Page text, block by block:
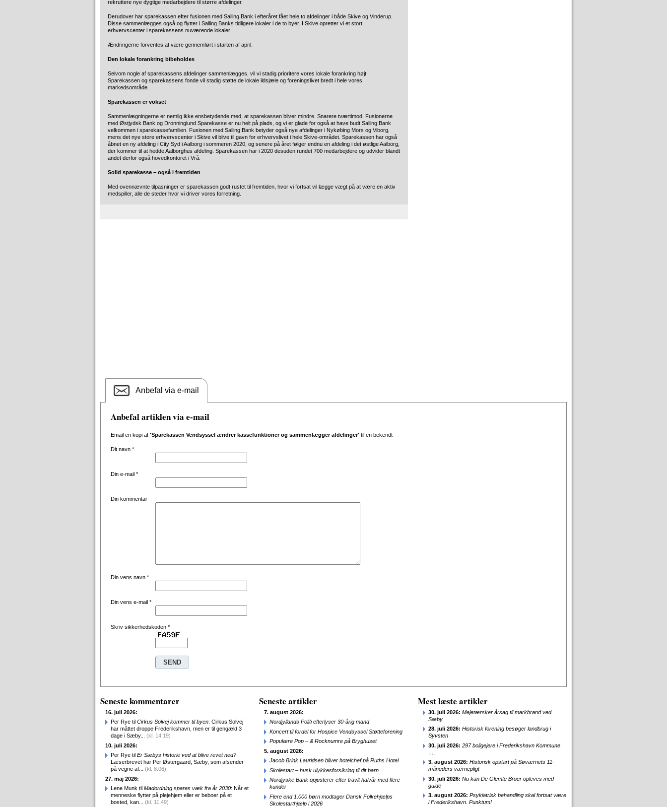
rekruttere nye dygtige medarbejdere til større afdelinger.
Derudover har sparekassen efter fusionen med Salling Bank i efteråret fået hele to afdelinger i både Skive og Vinderup.
Disse sammenlægges også og flytter i Salling Banks tidligere lokaler i de to byer. I Skive opretter vi et stort
erhvervscenter i sparekassens nuværende lokaler.
Ændringerne forventes at være gennemført i starten af april.
Den lokale forankring bibeholdes
Selvom nogle af sparekassens afdelinger sammenlægges, vil vi stadig prioritere vores lokale forankring højt.
Sparekassen og sparekassens fonde vil stadig støtte de lokale ildsjæle og foreningslivet bredt i hele vores
markedsområde.
Sparekassen er vokset
Sammenlægningerne er nemlig ikke ensbetydende med, at sparekassen bliver mindre. Snarere tværtimod. Fusionerne
med Østjydsk Bank og Dronninglund Sparekasse er nu helt på plads, og vi er glade for også at have budt Salling Bank
velkommen i sparekassefamilien. Fusionen med Salling Bank betyder også nye afdelinger i Nykøbing Mors og Viborg,
mens det nye store erhvervscenter i Skive vil blive til gavn for erhvervslivet i hele Skive-området. Sparekassen har også
åbnet en ny afdeling i City Syd i Aalborg i sommeren 2020, og senere på året følger endnu en afdeling i det østlige Aalborg,
der kommer til at hedde Aalborghus afdeling. Sparekassen har i 2020 desuden rundet 700 medarbejdere og udvider blandt
andet derfor også hovedkontoret i Vrå.
Solid sparekasse – også i fremtiden
Med ovennævnte tilpasninger er sparekassen godt rustet til fremtiden, hvor vi fortsat vil lægge vægt på at være en aktiv
medspiller, alle de steder hvor vi driver vores forretning.
Anbefal via e-mail
Anbefal artiklen via e-mail
Email en kopi af 'Sparekassen Vendsyssel ændrer kassefunktioner og sammenlægger afdelinger' til en bekendt
Dit navn *
Din e-mail *
Din kommentar
Din vens navn *
Din vens e-mail *
Skriv sikkerhedskoden *
Seneste kommentarer
16. juli 2026:
Per Rye til Cirkus Solvej kommer til byen: Cirkus Solvej
har måttet droppe Frederikshavn, men er til gengæld 3
dage i Sæby... (kl. 14:19)
10. juli 2026:
Per Rye til Er Sæbys historie ved at blive revet ned?:
Læserbrevet har Per Østergaard, Sæby, som afsender
på vegne af... (kl. 8:06)
27. maj 2026:
Lene Munk til Madordning spares væk fra år 2030: Når et
menneske flytter på plejehjem eller er beboer på et
bosted, kan... (kl. 11:49)
Seneste artikler
7. august 2026:
Nordjyllands Politi efterlyser 30-årig mand
Koncert til fordel for Hospice Vendsyssel Støtteforening
Populære Pop – & Rocknumre på Bryghuset
5. august 2026:
Jacob Brink Lauridsen bliver hotelchef på Ruths Hotel
Skolestart – husk ulykkesforsikring til dit barn
Nordjyske Bank opjusterer efter travlt halvår med flere
kunder
Flere end 1.000 børn modtager Dansk Folkehjælps
Skolestarthjælp i 2026
Mest læste artikler
30. juli 2026: Mejetærsker årsag til markbrand ved
Sæby
28. juli 2026: Historisk forening besøger landbrug i
Syvsten
30. juli 2026: 297 boligejere i Frederikshavn Kommune
….
3. august 2026: Historisk opstart på Søværnets 11-
måneders værnepligt
30. juli 2026: Nu kan De Glemte Broer opleves med
guide
3. august 2026: Psykiatrisk behandling skal fortsat være
i Frederikshavn. Punktum!